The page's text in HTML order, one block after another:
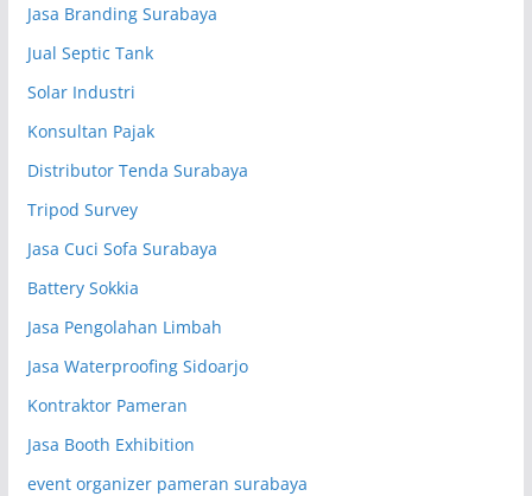
Jasa Branding Surabaya
Jual Septic Tank
Solar Industri
Konsultan Pajak
Distributor Tenda Surabaya
Tripod Survey
Jasa Cuci Sofa Surabaya
Battery Sokkia
Jasa Pengolahan Limbah
Jasa Waterproofing Sidoarjo
Kontraktor Pameran
Jasa Booth Exhibition
event organizer pameran surabaya